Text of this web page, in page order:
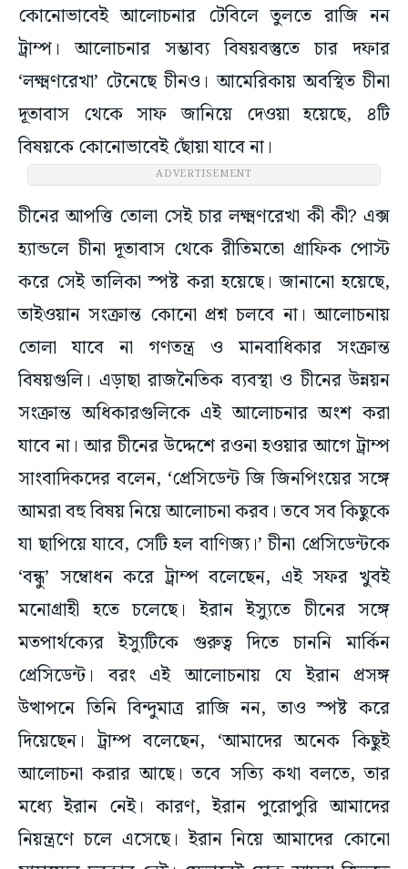
কোনোভাবেই আলোচনার টেবিলে তুলতে রাজি নন
ট্রাম্প। আলোচনার সম্ভাব্য বিষয়বস্তুতে চার দফার
‘লক্ষ্মণরেখা’ টেনেছে চীনও। আমেরিকায় অবস্থিত চীনা
দূতাবাস থেকে সাফ জানিয়ে দেওয়া হয়েছে, ৪টি
বিষয়কে কোনোভাবেই ছোঁয়া যাবে না।
ADVERTISEMENT
চীনের আপত্তি তোলা সেই চার লক্ষ্মণরেখা কী কী? এক্স
হ্যান্ডলে চীনা দূতাবাস থেকে রীতিমতো গ্রাফিক পোস্ট
করে সেই তালিকা স্পষ্ট করা হয়েছে। জানানো হয়েছে,
তাইওয়ান সংক্রান্ত কোনো প্রশ্ন চলবে না। আলোচনায়
তোলা যাবে না গণতন্ত্র ও মানবাধিকার সংক্রান্ত
বিষয়গুলি। এড়াছা রাজনৈতিক ব্যবস্থা ও চীনের উন্নয়ন
সংক্রান্ত অধিকারগুলিকে এই আলোচনার অংশ করা
যাবে না। আর চীনের উদ্দেশে রওনা হওয়ার আগে ট্রাম্প
সাংবাদিকদের বলেন, ‘প্রেসিডেন্ট জি জিনপিংয়ের সঙ্গে
আমরা বহু বিষয় নিয়ে আলোচনা করব। তবে সব কিছুকে
যা ছাপিয়ে যাবে, সেটি হল বাণিজ্য।’ চীনা প্রেসিডেন্টকে
‘বন্ধু’ সম্বোধন করে ট্রাম্প বলেছেন, এই সফর খুবই
মনোগ্রাহী হতে চলেছে। ইরান ইস্যুতে চীনের সঙ্গে
মতপার্থক্যের ইস্যুটিকে গুরুত্ব দিতে চাননি মার্কিন
প্রেসিডেন্ট। বরং এই আলোচনায় যে ইরান প্রসঙ্গ
উত্থাপনে তিনি বিন্দুমাত্র রাজি নন, তাও স্পষ্ট করে
দিয়েছেন। ট্রাম্প বলেছেন, ‘আমাদের অনেক কিছুই
আলোচনা করার আছে। তবে সত্যি কথা বলতে, তার
মধ্যে ইরান নেই। কারণ, ইরান পুরোপুরি আমাদের
নিয়ন্ত্রণে চলে এসেছে। ইরান নিয়ে আমাদের কোনো